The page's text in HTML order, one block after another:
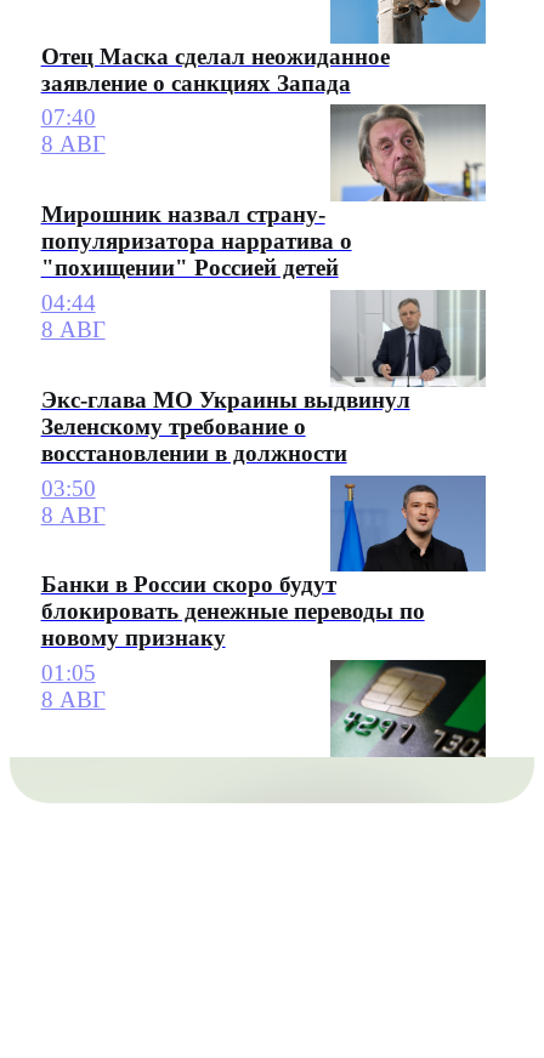
Отец Маска сделал неожиданное
заявление о санкциях Запада
07:40
8 АВГ
Мирошник назвал страну-
популяризатора нарратива о
"похищении" Россией детей
04:44
8 АВГ
Экс-глава МО Украины выдвинул
Зеленскому требование о
восстановлении в должности
03:50
8 АВГ
Банки в России скоро будут
блокировать денежные переводы по
новому признаку
01:05
8 АВГ